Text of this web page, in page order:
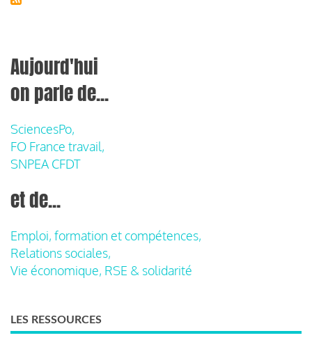
Aujourd'hui
on parle de...
SciencesPo,
FO France travail,
SNPEA CFDT
et de...
Emploi, formation et compétences,
Relations sociales,
Vie économique, RSE & solidarité
LES RESSOURCES